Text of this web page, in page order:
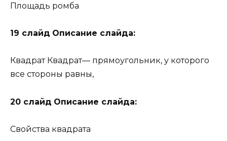
Площадь ромба
19 слайд Описание слайда:
Квадрат Квадрат— прямоугольник, у которого
все стороны равны,
20 слайд Описание слайда:
Свойства квадрата